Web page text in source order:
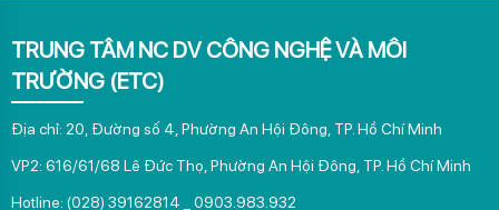
TRUNG TÂM NC DV CÔNG NGHỆ VÀ MÔI
TRƯỜNG (ETC)
Địa chỉ: 20, Đường số 4, Phường An Hội Đông, TP. Hồ Chí Minh
VP2: 616/61/68 Lê Đức Thọ, Phường An Hội Đông, TP. Hồ Chí Minh
Hotline: (028) 39162814 _ 0903.983.932